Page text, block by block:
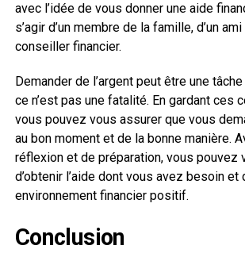
avec l’idée de vous donner une aide
s’agir d’un membre de la famille, d’un
conseiller financier.
Demander de l’argent peut être une
ce n’est pas une fatalité. En gardant ces
vous pouvez vous assurer que vous
au bon moment et de la bonne manière.
réflexion et de préparation, vous pouvez
d’obtenir l’aide dont vous avez besoin et
environnement financier positif.
Conclusion